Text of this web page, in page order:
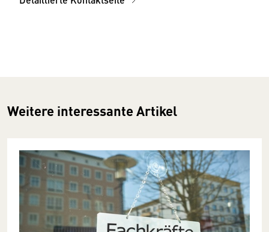
Weitere interessante Artikel